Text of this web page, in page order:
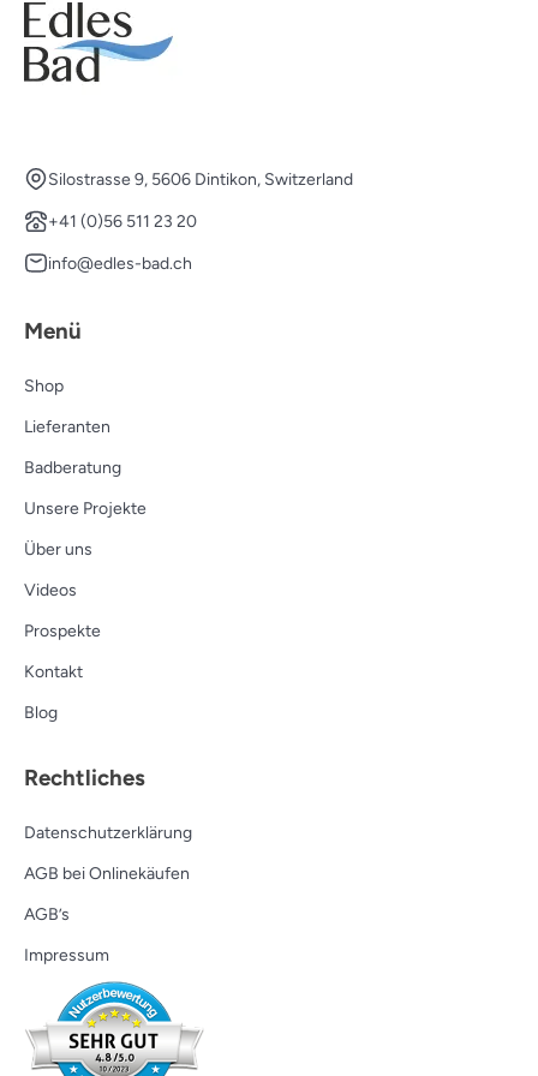
Silostrasse 9, 5606 Dintikon, Switzerland
+41 (0)56 511 23 20
info@edles-bad.ch
Menü
Shop
Lieferanten
Badberatung
Unsere Projekte
Über uns
Videos
Prospekte
Kontakt
Blog
Rechtliches
Datenschutzerklärung
AGB bei Onlinekäufen
AGB’s
Impressum